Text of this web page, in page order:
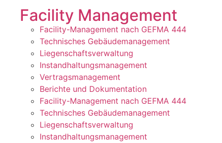
Facility Management
Facility-Management nach GEFMA 444
Technisches Gebäudemanagement
Liegenschaftsverwaltung
Instandhaltungsmanagement
Vertragsmanagement
Berichte und Dokumentation
Facility-Management nach GEFMA 444
Technisches Gebäudemanagement
Liegenschaftsverwaltung
Instandhaltungsmanagement